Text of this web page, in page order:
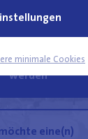
minimale Cookies
Kollege(in)
werden
eine(n)